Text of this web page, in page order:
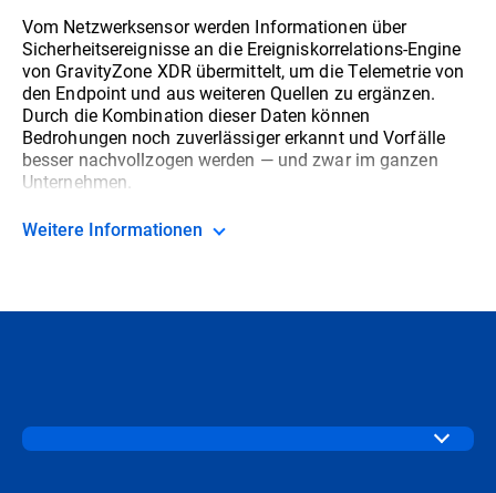
Vom Netzwerksensor werden Informationen über
Sicherheitsereignisse an die Ereigniskorrelations-Engine
von GravityZone XDR übermittelt, um die Telemetrie von
den Endpoint und aus weiteren Quellen zu ergänzen.
Durch die Kombination dieser Daten können
Bedrohungen noch zuverlässiger erkannt und Vorfälle
besser nachvollzogen werden — und zwar im ganzen
Unternehmen.
Weitere Informationen